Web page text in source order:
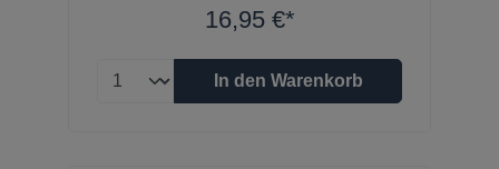
16,95 €*
In den Warenkorb